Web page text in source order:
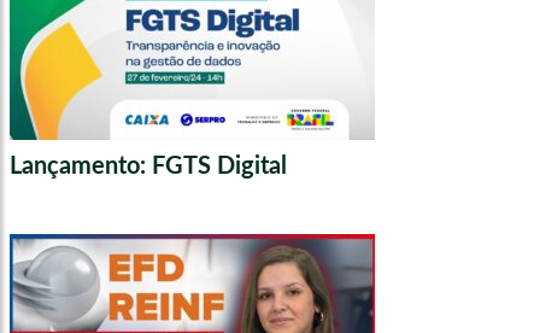
Lançamento: FGTS Digital